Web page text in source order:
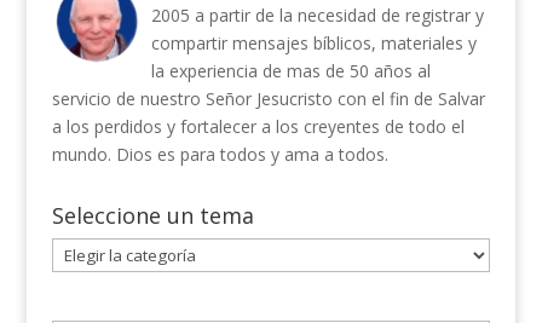
2005 a partir de la necesidad de registrar y
compartir mensajes bíblicos, materiales y
la experiencia de mas de 50 años al
servicio de nuestro Señor Jesucristo con el fin de Salvar
a los perdidos y fortalecer a los creyentes de todo el
mundo. Dios es para todos y ama a todos.
Seleccione un tema
Seleccione
un